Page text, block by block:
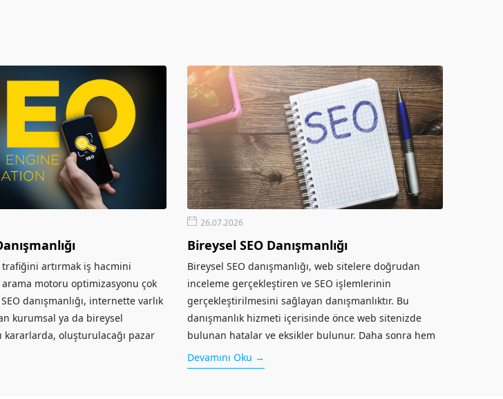
artırmak iş hacmini
motoru optimizasyonu çok
danışmanlığı, internette varlık
kurumsal ya da bireysel
kararlarda, oluşturulacağı pazar
reklamlarda aldığı uzman...
26.07.2026
Bireysel SEO Danışmanlığı
Bireysel SEO danışmanlığı, web sitelere doğrudan
inceleme gerçekleştiren ve SEO işlemlerinin
gerçekleştirilmesini sağlayan danışmanlıktır. Bu
danışmanlık hizmeti içerisinde önce web sitenizde
bulunan hatalar ve eksikler bulunur. Daha sonra hem
yazılımsal hem de içeriksel problemler ortadan...
Devamını Oku →